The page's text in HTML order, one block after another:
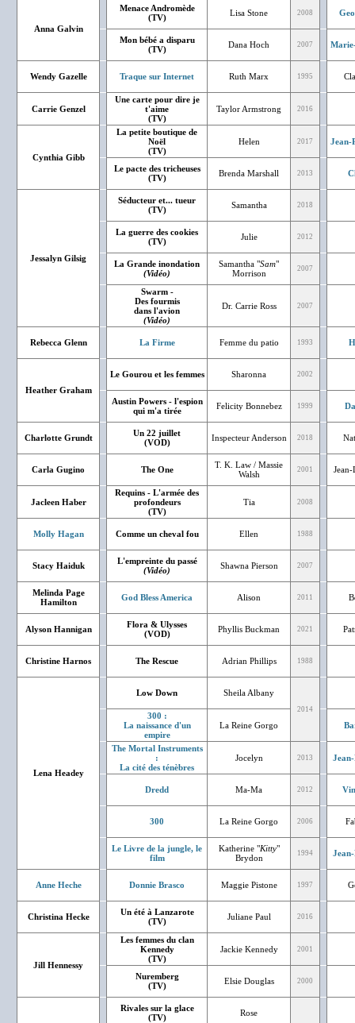
Anna Galvin
Menace Andromède
(TV)
Lisa Stone 2008
Mon bébé a disparu
(TV)
Dana Hoch 2007
Wendy Gazelle Traque sur Internet Ruth Marx 1995
Carrie Genzel
Une carte pour dire je
t'aime
(TV)
Taylor Armstrong 2016
Cynthia Gibb
La petite boutique de
Noël
(TV)
Helen 2017 Jean-
Le pacte des tricheuses
(TV)
Brenda Marshall 2013
Jessalyn Gilsig
Séducteur et... tueur
(TV)
Samantha 2018
La guerre des cookies
(TV)
Julie 2012
La Grande inondation
(Vidéo)
Samantha "Sam"
Morrison
2007
Swarm -
Des fourmis
dans l'avion
(Vidéo)
Dr. Carrie Ross 2007
Rebecca Glenn La Firme Femme du patio 1993
Heather Graham
Le Gourou et les femmes Sharonna 2002
Austin Powers - l'espion
qui m'a tirée
Felicity Bonnebez 1999
Charlotte Grundt
Un 22 juillet
(VOD)
Inspecteur Anderson 2018
Carla Gugino The One
T. K. Law / Massie
Walsh
2001
Jacleen Haber
Requins - L'armée des
profondeurs
(TV)
Tia 2008
Molly Hagan Comme un cheval fou Ellen 1988
Stacy Haiduk
L'empreinte du passé
(Vidéo)
Shawna Pierson 2007
Melinda Page
Hamilton
God Bless America Alison 2011
Alyson Hannigan
Flora & Ulysses
(VOD)
Phyllis Buckman 2021
Christine Harnos The Rescue Adrian Phillips 1988
Lena Headey
Low Down Sheila Albany
2014
300 :
La naissance d'un
empire
La Reine Gorgo
The Mortal Instruments
:
La cité des ténèbres
Jocelyn 2013
Dredd Ma-Ma 2012
300 La Reine Gorgo 2006
Le Livre de la jungle, le
film
Katherine "Kitty"
Brydon
1994
Anne Heche Donnie Brasco Maggie Pistone 1997
Christina Hecke
Un été à Lanzarote
(TV)
Juliane Paul 2016
Jill Hennessy
Les femmes du clan
Kennedy
(TV)
Jackie Kennedy 2001
Nuremberg
(TV)
Elsie Douglas 2000
Rivales sur la glace
(TV)
Rose